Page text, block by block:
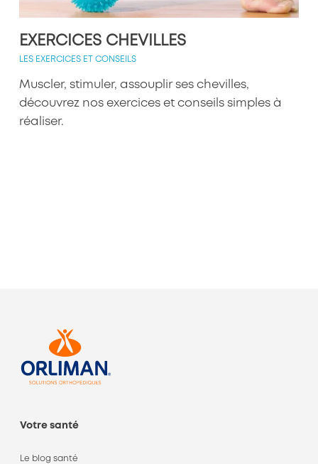
EXERCICES CHEVILLES
LES EXERCICES ET CONSEILS
Muscler, stimuler, assouplir ses chevilles,
découvrez nos exercices et conseils simples à
réaliser.
Votre santé
Le blog santé